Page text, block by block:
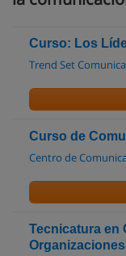
Curso: Los
Trend Set
Curso de
Centro de
Tecnicatura en
Organizaciones